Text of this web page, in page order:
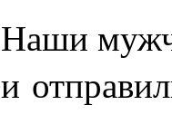
Наши
и